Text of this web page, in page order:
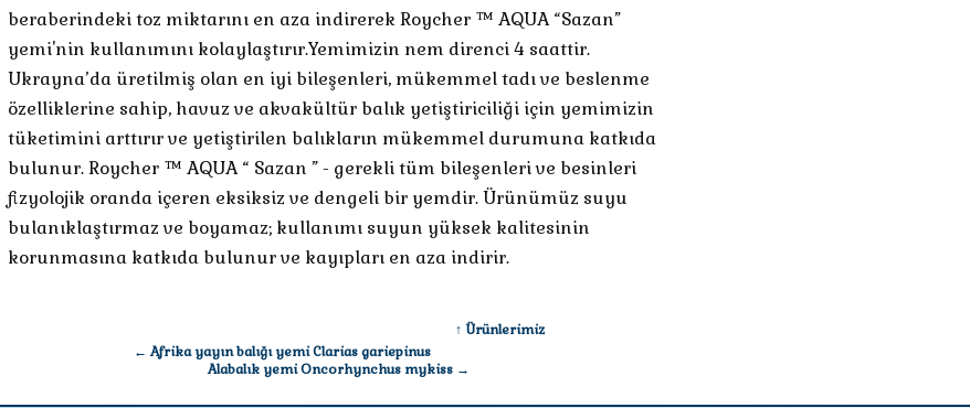
beraberindeki toz miktarını en aza indirerek Roycher ™ AQUA “Sazan”
yemi'nin kullanımını kolaylaştırır.Yemimizin nem direnci 4 saattir.
Ukrayna’da üretilmiş olan en iyi bileşenleri, mükemmel tadı ve beslenme
özelliklerine sahip, havuz ve akvakültür balık yetiştiriciliği için yemimizin
tüketimini arttırır ve yetiştirilen balıkların mükemmel durumuna katkıda
bulunur. Roycher ™ AQUA “ Sazan ” - gerekli tüm bileşenleri ve besinleri
fizyolojik oranda içeren eksiksiz ve dengeli bir yemdir. Ürünümüz suyu
bulanıklaştırmaz ve boyamaz; kullanımı suyun yüksek kalitesinin
korunmasına katkıda bulunur ve kayıpları en aza indirir.
← Afrika yayın balığı yemi Clarias gariepinus
↑ Ürünlerimiz
Alabalık yemi Oncorhynchus mykiss →